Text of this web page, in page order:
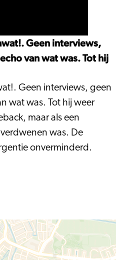
Geen interviews,
van wat was. Tot hij
Geen interviews, geen
wat was. Tot hij weer
maar als een
was. De
onverminderd.